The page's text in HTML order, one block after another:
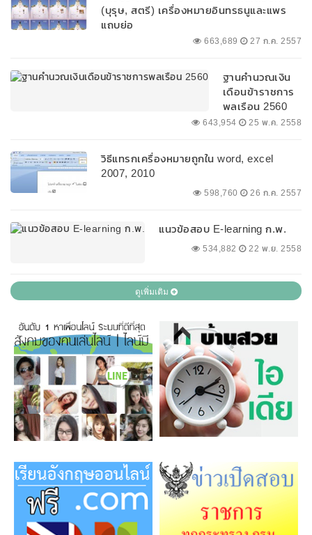
(บุรุษ, สตรี) เครื่องหมายอินทรธนูและแพร
แถบย่อ
663,689 27 ก.ค. 2557
ฐานคำนวณเงิน
เดือนข้าราชการ
พลเรือน 2560
643,954 25 พ.ค. 2558
วิธีแทรกเครื่องหมายถูกใน word, excel
2007, 2010
598,760 26 ก.ค. 2557
แนวข้อสอบ E-learning ก.พ.
534,882 22 พ.ย. 2558
ดูเพิ่มเติม